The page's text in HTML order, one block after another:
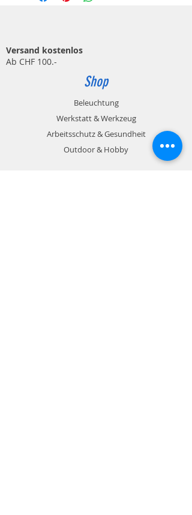
Versand kostenlos
Ab CHF 100.-
Shop
Beleuchtung
Werkstatt & Werkzeug
Arbeitsschutz & Gesundheit
Outdoor & Hobby